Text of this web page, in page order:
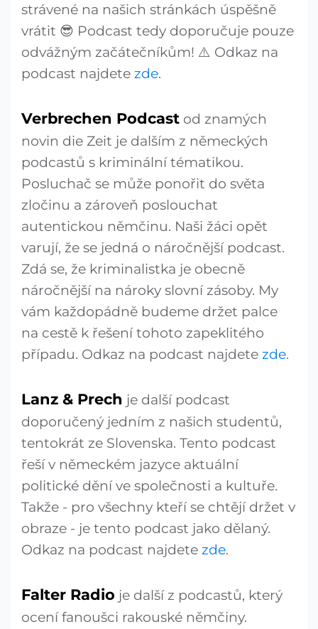
strávené na našich stránkách úspěšně
vrátit 😎 Podcast tedy doporučuje pouze
odvážným začátečníkům! ⚠️ Odkaz na
podcast najdete zde.
Verbrechen Podcast od znamých
novin die Zeit je dalším z německých
podcastů s kriminální tématikou.
Posluchač se může ponořit do světa
zločinu a zároveň poslouchat
autentickou němčinu. Naši žáci opět
varují, že se jedná o náročnější podcast.
Zdá se, že kriminalistka je obecně
náročnější na nároky slovní zásoby. My
vám každopádně budeme držet palce
na cestě k řešení tohoto zapeklitého
případu. Odkaz na podcast najdete zde.
Lanz & Prech je další podcast
doporučený jedním z našich studentů,
tentokrát ze Slovenska. Tento podcast
řeší v německém jazyce aktuální
politické dění ve společnosti a kultuře.
Takže - pro všechny kteří se chtějí držet v
obraze - je tento podcast jako dělaný.
Odkaz na podcast najdete zde.
Falter Radio je další z podcastů, který
ocení fanoušci rakouské němčiny.